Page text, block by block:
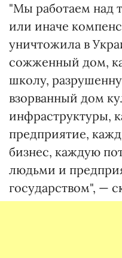
"Мы работаем над
или иначе
уничтожила в
сожженный дом,
школу,
взорванный дом
инфраструктуры,
предприятие,
бизнес, каждую
людьми и
государством", —